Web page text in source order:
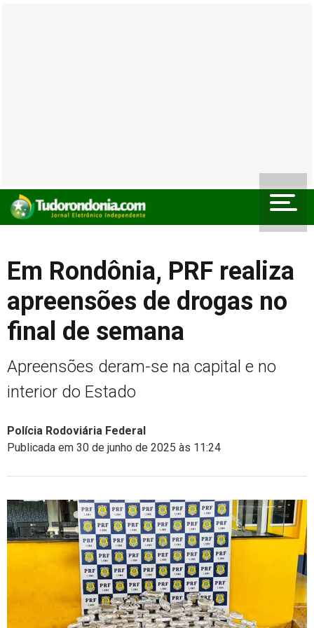
Em Rondônia, PRF realiza
apreensões de drogas no
final de semana
Apreensões deram-se na capital e no
interior do Estado
Polícia Rodoviária Federal
Publicada em 30 de junho de 2025 às 11:24